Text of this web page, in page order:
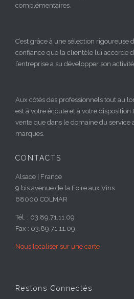
complémentaires.
C’est grâce à une sélection rigoureuse
confiance que la clientèle lui accorde
l’entreprise a su développer son
Aux côtés des professionnels tout au
est à votre écoute et à votre
vente que dans le domaine du service
marques.
CONTACTS
Alsace | France
9 bis avenue de la Foire aux Vins
68000 COLMAR
Tél. : 03.89.71.11.09
Fax : 03.89.71.11.09
Nous localiser sur une carte
Restons Connectés